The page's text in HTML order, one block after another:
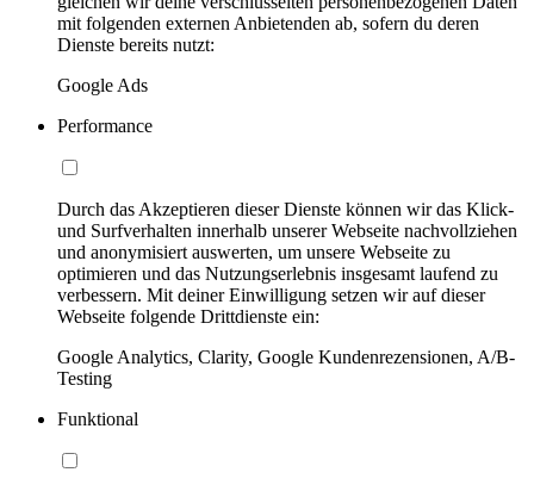
mit folgenden externen Anbietenden ab, sofern du deren
Dienste bereits nutzt:
Google Ads
Performance
Durch das Akzeptieren dieser Dienste können wir das Klick-
und Surfverhalten innerhalb unserer Webseite nachvollziehen
und anonymisiert auswerten, um unsere Webseite zu
optimieren und das Nutzungserlebnis insgesamt laufend zu
verbessern. Mit deiner Einwilligung setzen wir auf dieser
Webseite folgende Drittdienste ein:
Google Analytics, Clarity, Google Kundenrezensionen, A/B-
Testing
Funktional